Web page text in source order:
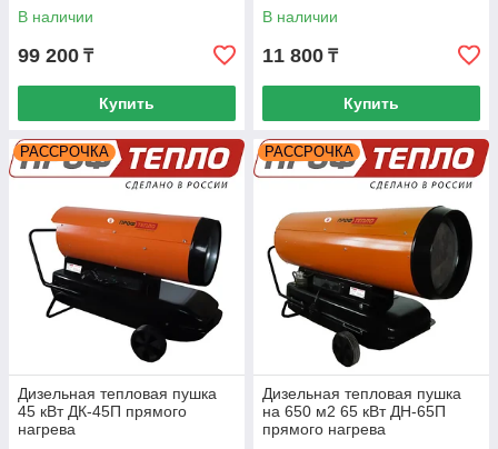
В наличии
99 200 ₸
Купить
В наличии
11 800 ₸
Купить
РАССРОЧКА
Дизельная тепловая пушка
45 кВт ДК-45П прямого
нагрева
РАССРОЧКА
Дизельная тепловая пушка
на 650 м2 65 кВт ДН-65П
прямого нагрева